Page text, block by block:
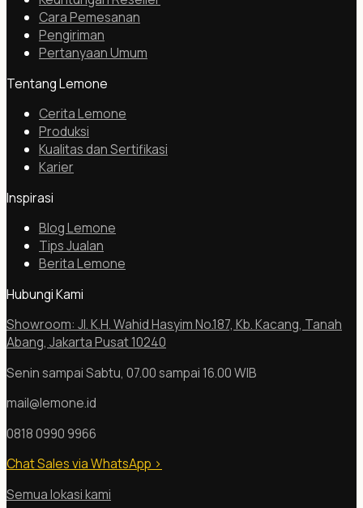
Cara Pemesanan
Pengiriman
Pertanyaan Umum
Tentang Lemone
Cerita Lemone
Produksi
Kualitas dan Sertifikasi
Karier
Inspirasi
Blog Lemone
Tips Jualan
Berita Lemone
Hubungi Kami
Showroom: Jl. K.H. Wahid Hasyim No.187, Kb. Kacang, Tanah
Abang, Jakarta Pusat 10240
Senin sampai Sabtu, 07.00 sampai 16.00 WIB
mail@lemone.id
0818 0990 9966
Chat Sales via WhatsApp >
Semua lokasi kami